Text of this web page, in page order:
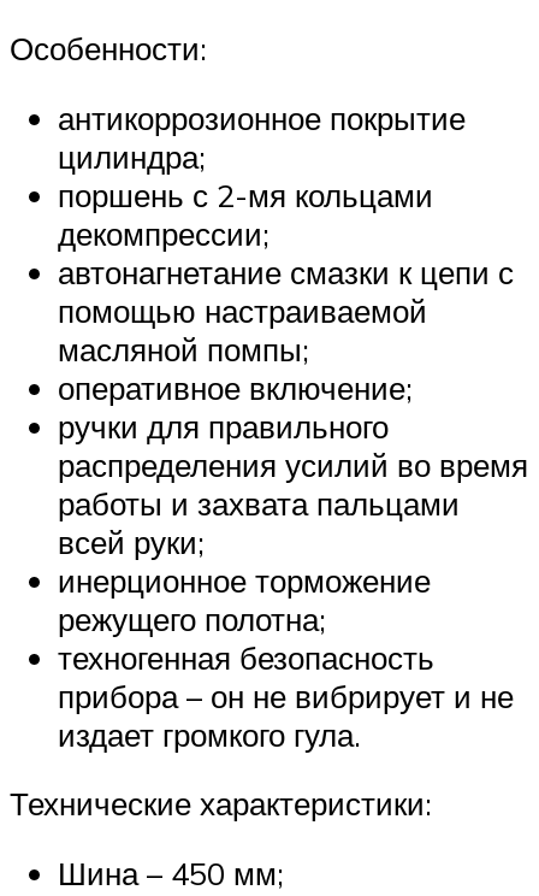
Особенности:
антикоррозионное покрытие
цилиндра;
поршень с 2-мя кольцами
декомпрессии;
автонагнетание смазки к цепи с
помощью настраиваемой
масляной помпы;
оперативное включение;
ручки для правильного
распределения усилий во время
работы и захвата пальцами
всей руки;
инерционное торможение
режущего полотна;
техногенная безопасность
прибора – он не вибрирует и не
издает громкого гула.
Технические характеристики:
Шина – 450 мм;